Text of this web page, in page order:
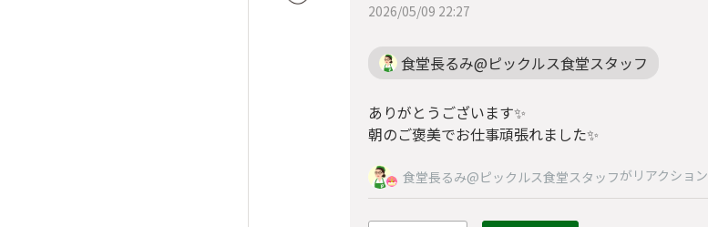
2026/05/09 22:27
食堂長るみ@ピックルス食堂スタッフ
ありがとうございます✨️
朝のご褒美でお仕事頑張れました✨️
食堂長るみ@ピックルス食堂スタッフがリアクション